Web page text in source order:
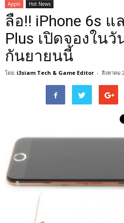
Apple Hot News
ลือ!! iPhone 6s แ
Plus เปิดจองในวั
กันยายนนี้
โดย i3siam Tech & Game Editor - สิงหาคม